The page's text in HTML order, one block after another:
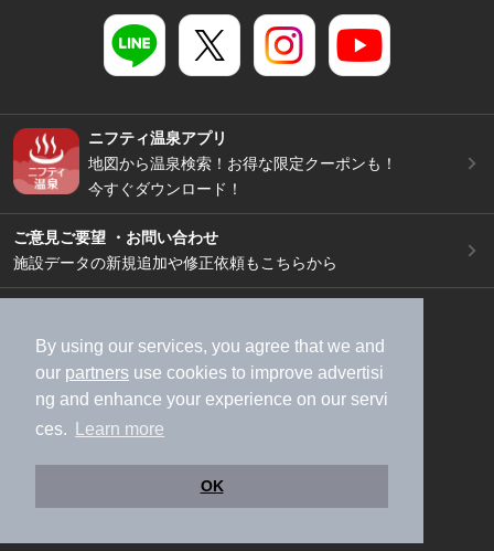
By using our services, you agree that we and
our partners use cookies to improve advertisi
ng and enhance your experience on our servi
ces.
Learn more
OK
ニフティ温泉アプリ
地図から温泉検索！お得な限定クーポンも！
今すぐダウンロード！
ご意見ご要望 ・お問い合わせ
施設データの新規追加や修正依頼もこちらから
加盟店募集（資料請求）
広告出稿のご案内
利用規約
ライフスタイルMEMBERS+規約
特定商取引法に基づく表記
ヘルプ
採用情報
運営会社